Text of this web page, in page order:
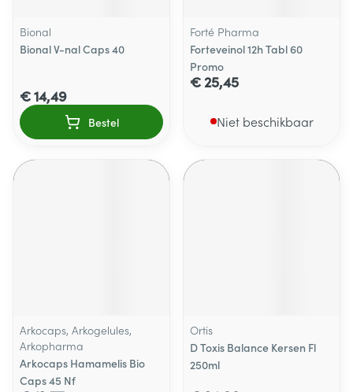
Bional
Bional V-nal Caps 40
€ 14,49
Bestel
Forté Pharma
Forteveinol 12h Tabl 60
Promo
€ 25,45
Niet beschikbaar
Arkocaps, Arkogelules,
Arkopharma
Arkocaps Hamamelis Bio
Caps 45 Nf
Ortis
D Toxis Balance Kersen Fl
250ml